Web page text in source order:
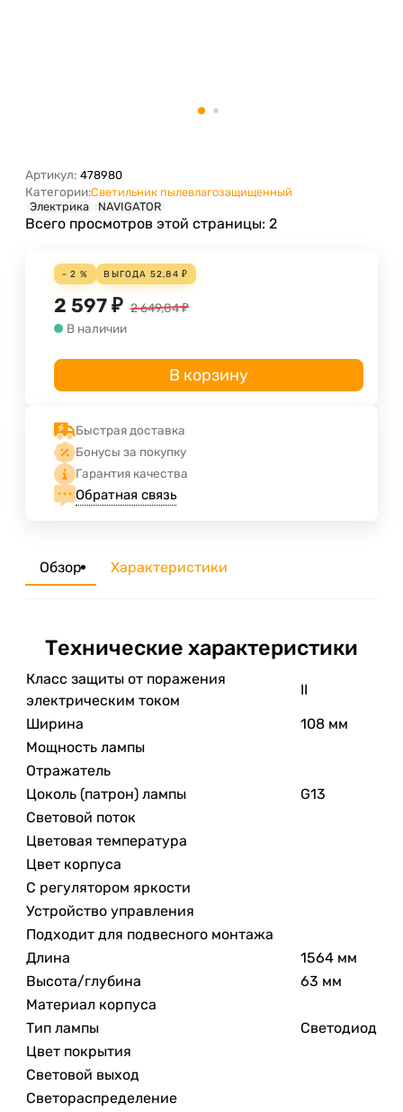
Артикул: 478980
Категории:Светильник пылевлагозащищенный
Электрика
NAVIGATOR
Всего просмотров этой страницы: 2
- 2 % ВЫГОДА 52,84 ₽
2 597 ₽ 2 649,84₽
В наличии
В корзину
Быстрая доставка
Бонусы за покупку
Гарантия качества
Обратная связь
Обзор Характеристики
Технические характеристики
Класс защиты от поражения
электрическим током
II
Ширина
108 мм
Мощность лампы
Отражатель
Цоколь (патрон) лампы
G13
Световой поток
Цветовая температура
Цвет корпуса
С регулятором яркости
Устройство управления
Подходит для подвесного монтажа
Длина
1564 мм
Высота/глубина
63 мм
Материал корпуса
Тип лампы
Светодиод
Цвет покрытия
Световой выход
Светораспределение